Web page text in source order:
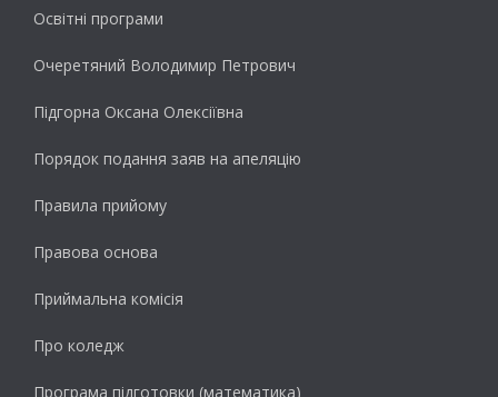
Освітні програми
Очеретяний Володимир Петрович
Підгорна Оксана Олексіївна
Порядок подання заяв на апеляцію
Правила прийому
Правова основа
Приймальна комісія
Про коледж
Програма підготовки (математика)